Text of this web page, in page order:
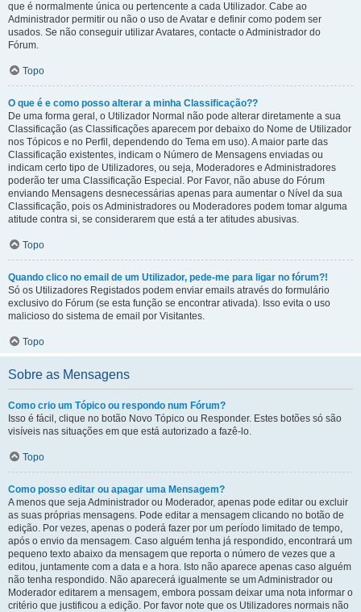
que é normalmente única ou pertencente a cada Utilizador. Cabe ao
Administrador permitir ou não o uso de Avatar e definir como podem ser
usados. Se não conseguir utilizar Avatares, contacte o Administrador do
Fórum.
Topo
O que é e como posso alterar a minha Classificação??
De uma forma geral, o Utilizador Normal não pode alterar diretamente a sua
Classificação (as Classificações aparecem por debaixo do Nome de Utilizador
nos Tópicos e no Perfil, dependendo do Tema em uso). A maior parte das
Classificação existentes, indicam o Número de Mensagens enviadas ou
indicam certo tipo de Utilizadores, ou seja, Moderadores e Administradores
poderão ter uma Classificação Especial. Por Favor, não abuse do Fórum
enviando Mensagens desnecessárias apenas para aumentar o Nível da sua
Classificação, pois os Administradores ou Moderadores podem tomar alguma
atitude contra si, se considerarem que está a ter atitudes abusivas.
Topo
Quando clico no email de um Utilizador, pede-me para ligar no fórum?!
Só os Utilizadores Registados podem enviar emails através do formulário
exclusivo do Fórum (se esta função se encontrar ativada). Isso evita o uso
malicioso do sistema de email por Visitantes.
Topo
Sobre as Mensagens
Como crio um Tópico ou respondo num Fórum?
Isso é fácil, clique no botão Novo Tópico ou Responder. Estes botões só são
visíveis nas situações em que está autorizado a fazê-lo.
Topo
Como posso editar ou apagar uma Mensagem?
A menos que seja Administrador ou Moderador, apenas pode editar ou excluir
as suas próprias mensagens. Pode editar a mensagem clicando no botão de
edição. Por vezes, apenas o poderá fazer por um período limitado de tempo,
após o envio da mensagem. Caso alguém tenha já respondido, encontrará um
pequeno texto abaixo da mensagem que reporta o número de vezes que a
editou, juntamente com a data e a hora. Isto não aparece apenas caso alguém
não tenha respondido. Não aparecerá igualmente se um Administrador ou
Moderador editarem a mensagem, embora possam deixar uma nota informar o
critério que justificou a edição. Por favor note que os Utilizadores normais não